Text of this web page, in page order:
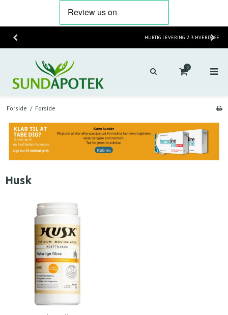
2-3 HVERDAGE
0
Forside / Forside
Husk